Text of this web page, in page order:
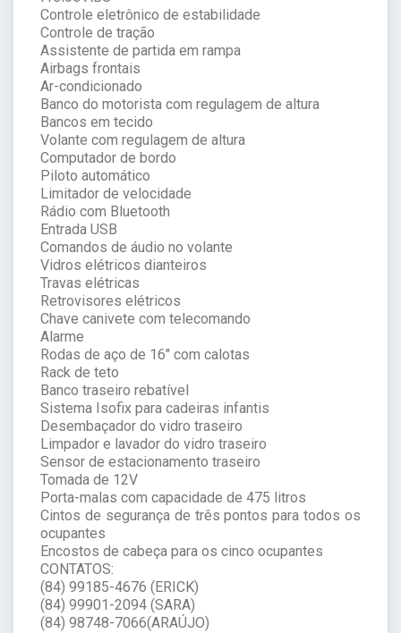
Controle eletrônico de estabilidade
Controle de tração
Assistente de partida em rampa
Airbags frontais
Ar-condicionado
Banco do motorista com regulagem de altura
Bancos em tecido
Volante com regulagem de altura
Computador de bordo
Piloto automático
Limitador de velocidade
Rádio com Bluetooth
Entrada USB
Comandos de áudio no volante
Vidros elétricos dianteiros
Travas elétricas
Retrovisores elétricos
Chave canivete com telecomando
Alarme
Rodas de aço de 16" com calotas
Rack de teto
Banco traseiro rebatível
Sistema Isofix para cadeiras infantis
Desembaçador do vidro traseiro
Limpador e lavador do vidro traseiro
Sensor de estacionamento traseiro
Tomada de 12V
Porta-malas com capacidade de 475 litros
Cintos de segurança de três pontos para todos os
ocupantes
Encostos de cabeça para os cinco ocupantes
CONTATOS:
(84) 99185-4676 (ERICK)
(84) 99901-2094 (SARA)
(84) 98748-7066(ARAÚJO)